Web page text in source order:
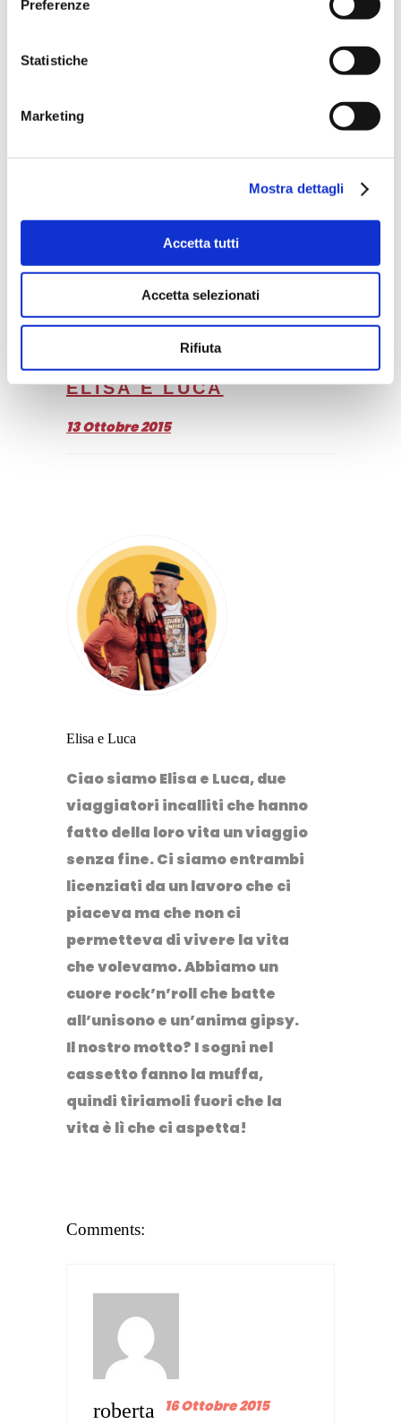
Preferenze
Statistiche
Marketing
Mostra dettagli
Accetta tutti
Accetta selezionati
Rifiuta
finale, in caso di prenotazioni o
diminuisce nel caso
tenere vivo il progetto
TwitterWhatsApp
Telegram
LinkedIn
Bretagna 0 5
ELISA E LUCA
13 Ottobre 2015
Elisa e Luca
Ciao siamo Elisa e Luca, due
viaggiatori incalliti che hanno
fatto della loro vita un viaggio
senza fine. Ci siamo entrambi
licenziati da un lavoro che ci
piaceva ma che non ci
permetteva di vivere la vita
che volevamo. Abbiamo un
cuore rock’n’roll che batte
all’unisono e un’anima gipsy.
Il nostro motto? I sogni nel
cassetto fanno la muffa,
quindi tiriamoli fuori che la
vita è lì che ci aspetta!
Comments:
roberta 16 Ottobre 2015